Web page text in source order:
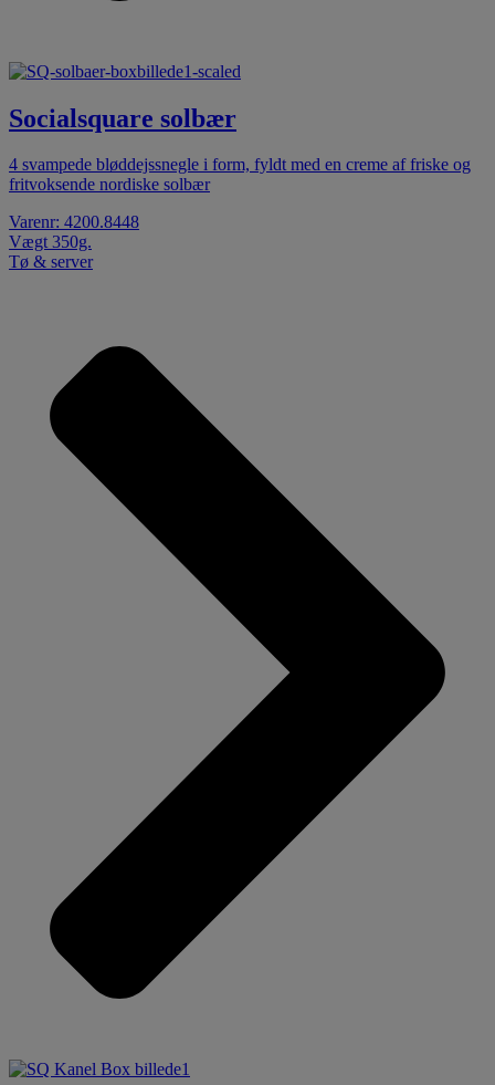
Socialsquare solbær
4 svampede bløddejssnegle i form, fyldt med en creme af friske og
fritvoksende nordiske solbær
Varenr: 4200.8448
Vægt 350g.
Tø & server